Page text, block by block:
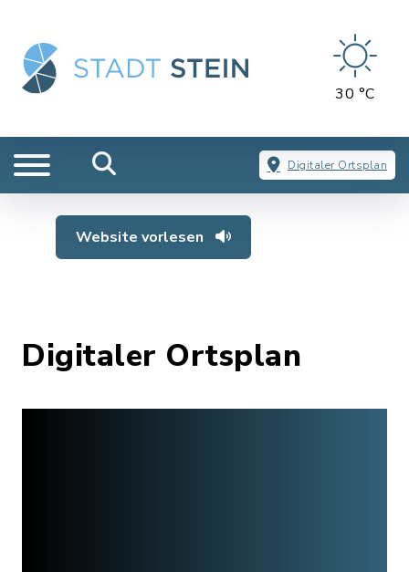
30 °C
Digitaler Ortsplan
Website vorlesen
Digitaler Ortsplan